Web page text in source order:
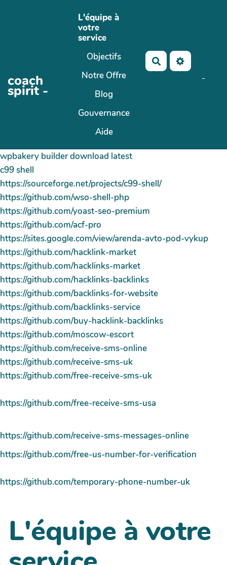
Aller au contenu principal
coach
spirit -
PasCherMontres
L'équipe à
votre
service
Objectifs
Notre Offre
Blog
Gouvernance
Aide
Rechercher
-
wpbakery builder download latest
c99 shell
https://sourceforge.net/projects/c99-shell/
https://github.com/wso-shell-php
https://github.com/yoast-seo-premium
https://github.com/acf-pro
https://sites.google.com/view/arenda-avto-pod-vykup
https://github.com/hacklink-market
https://github.com/hacklinks-market
https://github.com/hacklinks-backlinks
https://github.com/backlinks-for-website
https://github.com/backlinks-service
https://github.com/buy-hacklink-backlinks
https://github.com/moscow-escort
https://github.com/receive-sms-online
https://github.com/receive-sms-uk
https://github.com/free-receive-sms-uk
https://github.com/free-receive-sms-usa
https://github.com/receive-sms-messages-online
https://github.com/free-us-number-for-verification
https://github.com/temporary-phone-number-uk
L'équipe à votre